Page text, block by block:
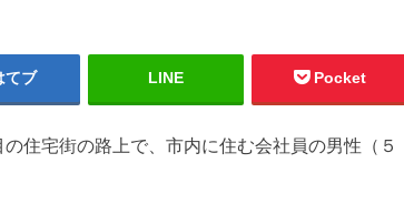
てブ LINE Pocket
住宅街の路上で、市内に住む会社員の男性（５